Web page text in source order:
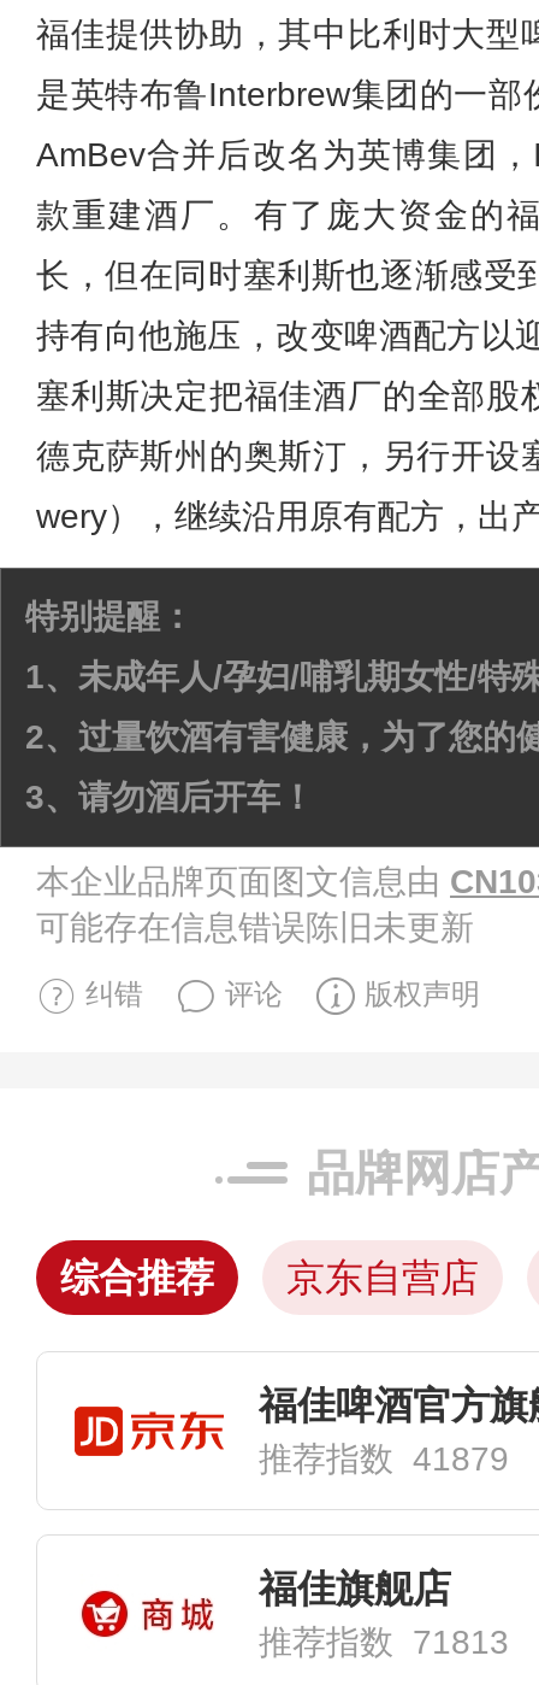
福佳提供协助，其中比利时大型
是英特布鲁Interbrew集团的一部
AmBev合并后改名为英博集团
款重建酒厂。有了庞大资金的
长，但在同时塞利斯也逐渐感受
持有向他施压，改变啤酒配方以
塞利斯决定把福佳酒厂的全部股
德克萨斯州的奥斯汀，另行开设
wery），继续沿用原有配方，出
特别提醒：
1、未成年人/孕妇/哺乳期女性/特
2、过量饮酒有害健康，为了您的
3、请勿酒后开车！
本企业品牌页面图文信息由
可能存在信息错误陈旧未更新
纠错 评论 版权声明
品牌网店
综合推荐 京东自营店
福佳啤酒官方旗
推荐指数 41879
福佳旗舰店
推荐指数 71813